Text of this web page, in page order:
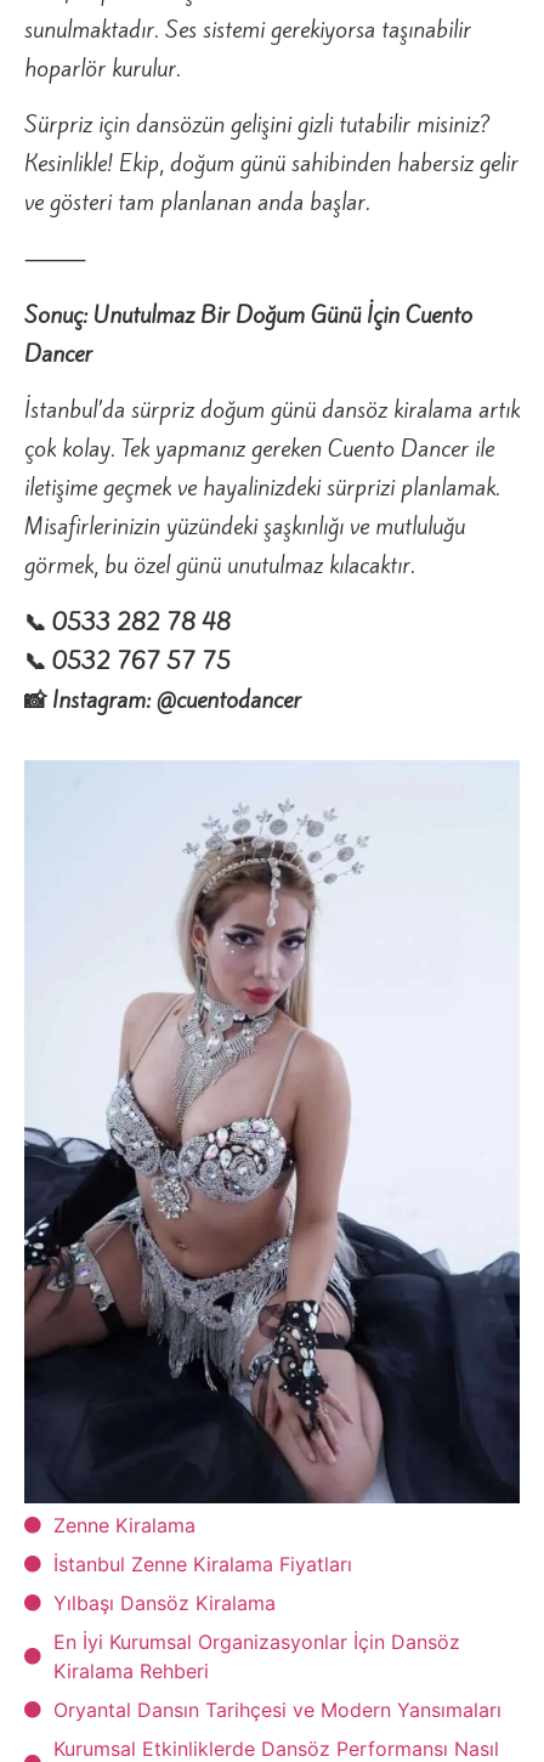
sunulmaktadır. Ses sistemi gerekiyorsa taşınabilir
hoparlör kurulur.
Sürpriz için dansözün gelişini gizli tutabilir misiniz?
Kesinlikle! Ekip, doğum günü sahibinden habersiz gelir
ve gösteri tam planlanan anda başlar.
⸻
Sonuç: Unutulmaz Bir Doğum Günü İçin Cuento
Dancer
İstanbul’da sürpriz doğum günü dansöz kiralama artık
çok kolay. Tek yapmanız gereken Cuento Dancer ile
iletişime geçmek ve hayalinizdeki sürprizi planlamak.
Misafirlerinizin yüzündeki şaşkınlığı ve mutluluğu
görmek, bu özel günü unutulmaz kılacaktır.
📞 0533 282 78 48
📞 0532 767 57 75
📸 Instagram: @cuentodancer
Zenne Kiralama
İstanbul Zenne Kiralama Fiyatları
Yılbaşı Dansöz Kiralama
En İyi Kurumsal Organizasyonlar İçin Dansöz
Kiralama Rehberi
Oryantal Dansın Tarihçesi ve Modern Yansımaları
Kurumsal Etkinliklerde Dansöz Performansı Nasıl